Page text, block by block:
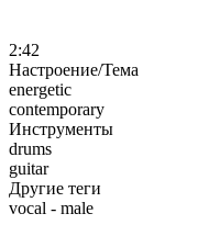
2:42
Настроение/Тема
energetic
contemporary
Инструменты
drums
guitar
Другие теги
vocal - male